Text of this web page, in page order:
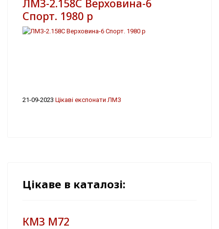
ЛМЗ-2.158С Верховина-6
Спорт. 1980 р
21-09-2023 Цікаві експонати ЛМЗ
Цікаве в каталозі:
КМЗ М72